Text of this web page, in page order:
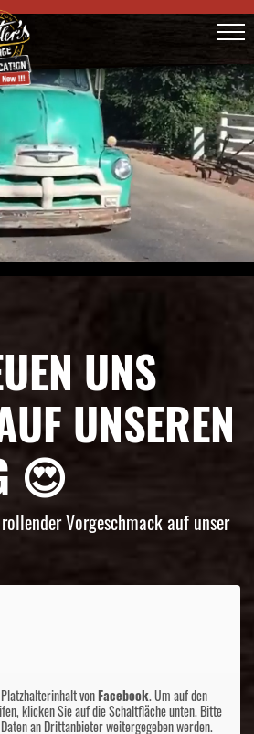
UNS
UNSEREN
😍
Vorgeschmack auf unser
vonFacebook. Um auf den
klicken Sie auf die Schaltfläche unten. Bitte
an Drittanbieter weitergegeben werden.